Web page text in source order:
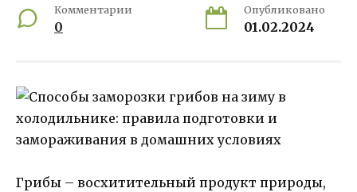
Комментарии
0
Опубликовано
01.02.2024
Грибы – восхитительный продукт природы,